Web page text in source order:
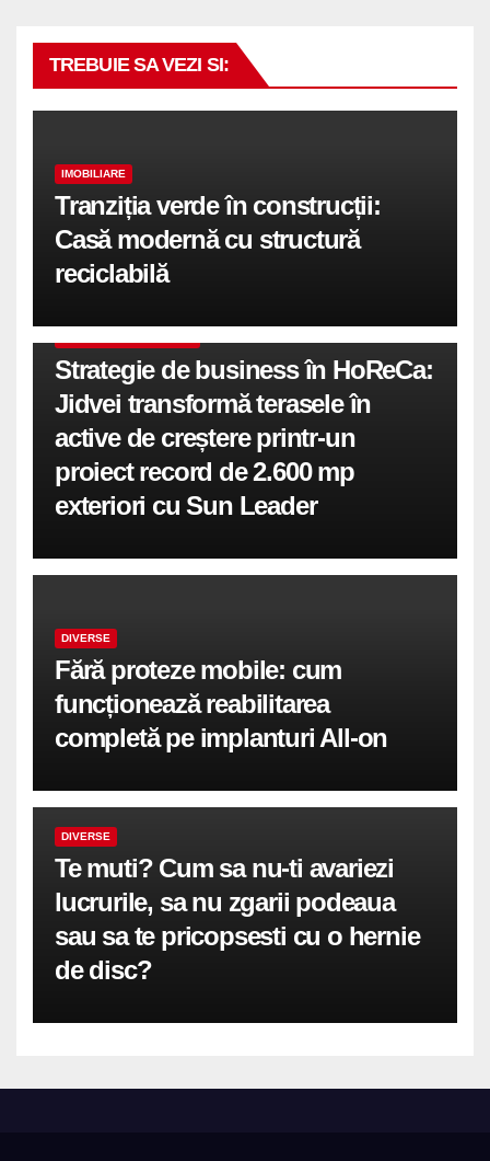
TREBUIE SA VEZI SI:
IMOBILIARE
Tranziția verde în construcții:
Casă modernă cu structură
reciclabilă
Strategie de business în HoReCa:
Jidvei transformă terasele în
active de creștere printr-un
proiect record de 2.600 mp
exteriori cu Sun Leader
DIVERSE
Fără proteze mobile: cum
funcționează reabilitarea
completă pe implanturi All-on
DIVERSE
Te muti? Cum sa nu-ti avariezi
lucrurile, sa nu zgarii podeaua
sau sa te pricopsesti cu o hernie
de disc?